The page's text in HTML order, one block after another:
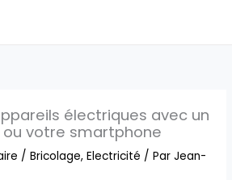
électriques avec un
votre smartphone
/Bricolage,Electricité / ParJean-